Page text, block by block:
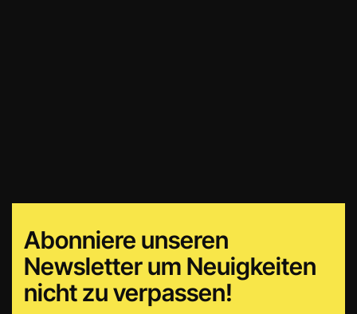
Abonniere unseren
Newsletter um Neuigkeiten
nicht zu verpassen!